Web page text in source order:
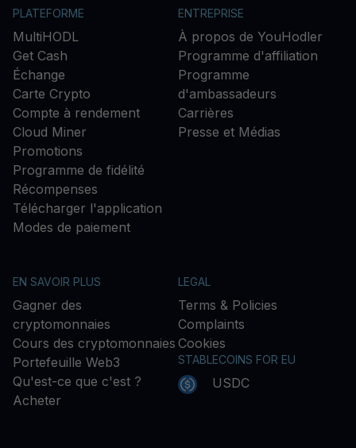
PLATEFORME
MultiHODL
Get Cash
Échange
Carte Crypto
Compte à rendement
Cloud Miner
Promotions
Programme de fidélité
Récompenses
Télécharger l'application
Modes de paiement
ENTREPRISE
À propos de YouHodler
Programme d'affiliation
Programme
d'ambassadeurs
Carrières
Presse et Médias
EN SAVOIR PLUS
Gagner des
cryptomonnaies
Cours des cryptomonnaies
Portefeuille Web3
Qu'est-ce que c'est ?
Acheter
LEGAL
Terms & Policies
Complaints
Cookies
STABLECOINS FOR EU
USDC